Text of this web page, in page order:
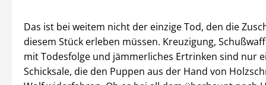
Das ist bei weitem nicht der einzige Tod, den die
diesem Stück erleben müssen. Kreuzigung,
mit Todesfolge und jämmerliches Ertrinken sind nur
Schicksale, die den Puppen aus der Hand von